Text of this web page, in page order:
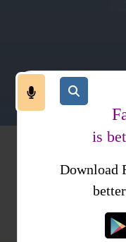
حدیث جلد 3
is
Download